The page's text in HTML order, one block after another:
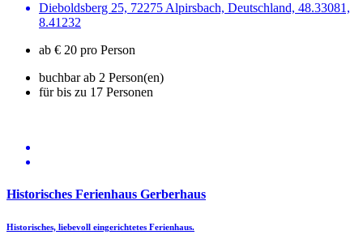
Dieboldsberg 25, 72275 Alpirsbach, Deutschland, 48.33081,
8.41232
ab € 20 pro Person
buchbar ab 2 Person(en)
für bis zu 17 Personen
Historisches Ferienhaus Gerberhaus
Historisches, liebevoll eingerichtetes Ferienhaus.